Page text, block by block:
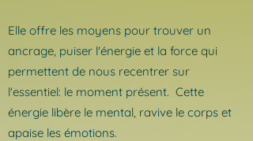
Elle offre les moyens pour trouver un
ancrage, puiser l'énergie et la force qui
permettent de nous recentrer sur
l'essentiel: le moment présent. Cette
énergie libère le mental, ravive le corps et
apaise les émotions.